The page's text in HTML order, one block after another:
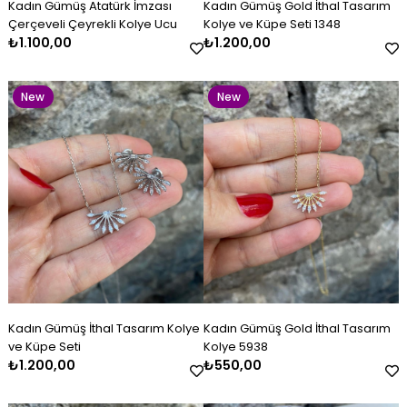
Kadın Gümüş Kazaziye Kombin
Set
₺4.800,00
Kadın Gümüş Çift Renkli
Kazaziye Küpe
₺500,00
Kadın Gümüş İthal Tasarım
Kolye ve Küpe Seti
₺1.200,00
Kadın Gümüş Gold İthal
Tasarım Kolye 5938
₺550,00
New
Item
New
Item
Kadın Gümüş Lacivert Beyaz
Mineli Kelepçe
₺2.600,00
Kadın Gümüş Baget Bileklik
₺2.800,00
Kadın Gümüş Atatürk İmzası
Çerçeveli Çeyrekli Kolye Ucu
₺1.100,00
Kadın Gümüş Gold İthal Tasarım
Kolye ve Küpe Seti 1348
₺1.200,00
Kadın Gümüş İthal Tasarım Kolye
ve Küpe Seti
₺1.200,00
New
Item
Kadın Gümüş Gold İthal Tasarım
Kolye 5938
₺550,00
New
Item